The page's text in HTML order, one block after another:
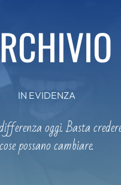
IN EVIDENZA
oggi. Basta
cose possano cambiare.